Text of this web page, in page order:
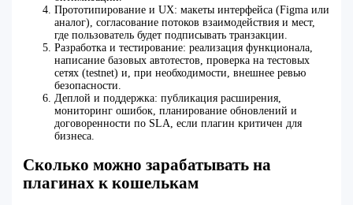
Прототипирование и UX: макеты интерфейса (Figma или
аналог), согласование потоков взаимодействия и мест,
где пользователь будет подписывать транзакции.
Разработка и тестирование: реализация функционала,
написание базовых автотестов, проверка на тестовых
сетях (testnet) и, при необходимости, внешнее ревью
безопасности.
Деплой и поддержка: публикация расширения,
мониторинг ошибок, планирование обновлений и
договоренности по SLA, если плагин критичен для
бизнеса.
Сколько можно зарабатывать на
плагинах к кошелькам